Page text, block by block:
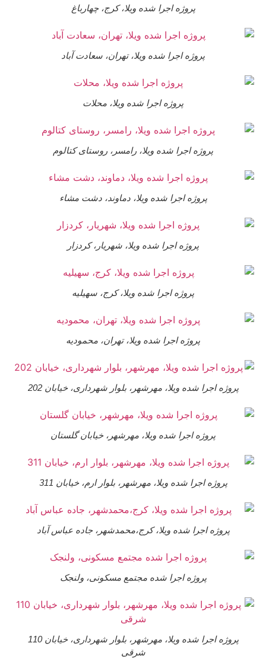
پروژه اجرا شده ویلا، کرج، چهارباغ
پروژه اجرا شده ویلا، تهران، سعادت آباد
پروژه اجرا شده ویلا، محلات
پروژه اجرا شده ویلا، رامسر، روستای کتالوم
پروژه اجرا شده ویلا، دماوند، دشت مشاء
پروژه اجرا شده ویلا، شهریار، کردزار
پروژه اجرا شده ویلا، کرج، سهیلیه
پروژه اجرا شده ویلا، تهران، محمودیه
پروژه اجرا شده ویلا، مهرشهر، بلوار شهرداری، خیابان 202
پروژه اجرا شده ویلا، مهرشهر، خیابان گلستان
پروژه اجرا شده ویلا، مهرشهر، بلوار ارم، خیابان 311
پروژه اجرا شده ویلا، کرج،محمدشهر، جاده عباس آباد
پروژه اجرا شده مجتمع مسکونی، ولنجک
پروژه اجرا شده ویلا، مهرشهر، بلوار شهرداری، خیابان 110